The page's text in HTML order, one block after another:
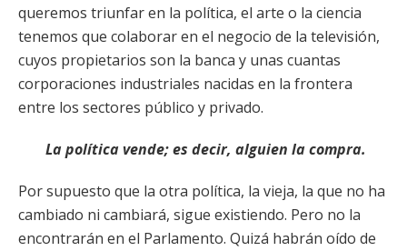
queremos triunfar en la política, el arte o la ciencia
tenemos que colaborar en el negocio de la televisión,
cuyos propietarios son la banca y unas cuantas
corporaciones industriales nacidas en la frontera
entre los sectores público y privado.
La política vende; es decir, alguien la compra.
Por supuesto que la otra política, la vieja, la que no ha
cambiado ni cambiará, sigue existiendo. Pero no la
encontrarán en el Parlamento. Quizá habrán oído de